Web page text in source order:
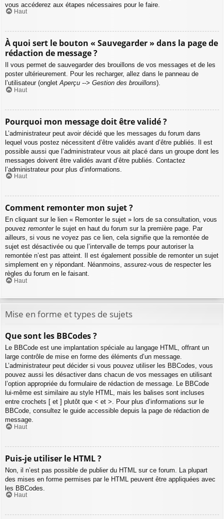
vous accéderez aux étapes nécessaires pour le faire.
Haut
À quoi sert le bouton « Sauvegarder » dans la page de
rédaction de message ?
Il vous permet de sauvegarder des brouillons de vos messages et de les
poster ultérieurement. Pour les recharger, allez dans le panneau de
l’utilisateur (ongletAperçu --> Gestion des brouillons).
Haut
Pourquoi mon message doit être validé ?
L’administrateur peut avoir décidé que les messages du forum dans
lequel vous postez nécessitent d’être validés avant d’être publiés. Il est
possible aussi que l’administrateur vous ait placé dans un groupe dont les
messages doivent être validés avant d’être publiés. Contactez
l’administrateur pour plus d’informations.
Haut
Comment remonter mon sujet ?
En cliquant sur le lien « Remonter le sujet » lors de sa consultation, vous
pouvez remonterle sujet en haut du forum sur la première page. Par
ailleurs, si vous ne voyez pas ce lien, cela signifie que la remontée de
sujet est désactivée ou que l’intervalle de temps pour autoriser la
remontée n’est pas atteint. Il est également possible de remonter un sujet
simplement en y répondant. Néanmoins, assurez-vous de respecter les
règles du forum en le faisant.
Haut
Mise en forme et types de sujets
Que sont les BBCodes ?
Le BBCode est une implantation spéciale au langage HTML, offrant un
large contrôle de mise en forme des éléments d’un message.
L’administrateur peut décider si vous pouvez utiliser les BBCodes, vous
pouvez aussi les désactiver dans chacun de vos messages en utilisant
l’option appropriée du formulaire de rédaction de message. Le BBCode
lui-même est similaire au style HTML, mais les balises sont incluses
entre crochets [ et ] plutôt que < et >. Pour plus d’informations sur le
BBCode, consultez le guide accessible depuis la page de rédaction de
message.
Haut
Puis-je utiliser le HTML ?
Non, il n’est pas possible de publier du HTML sur ce forum. La plupart
des mises en forme permises par le HTML peuvent être appliquées avec
les BBCodes.
Haut